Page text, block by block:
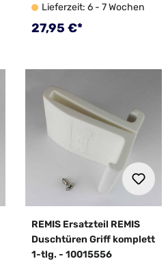
gebogen - 10024717
Lieferzeit: 6 - 7 Wochen
Regulärer Preis:
27,95 €*
REMIS Ersatzteil REMIS
Duschtüren Griff komplett
1-tlg. - 10015556